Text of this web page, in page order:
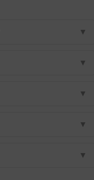
▼
▼
▼
▼
▼